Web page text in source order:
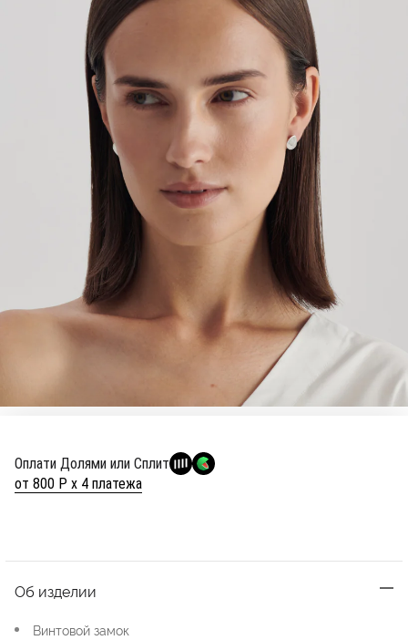
Оплати Долями или Сплит
от 800 Р х 4 платежа
Об изделии
Винтовой замок